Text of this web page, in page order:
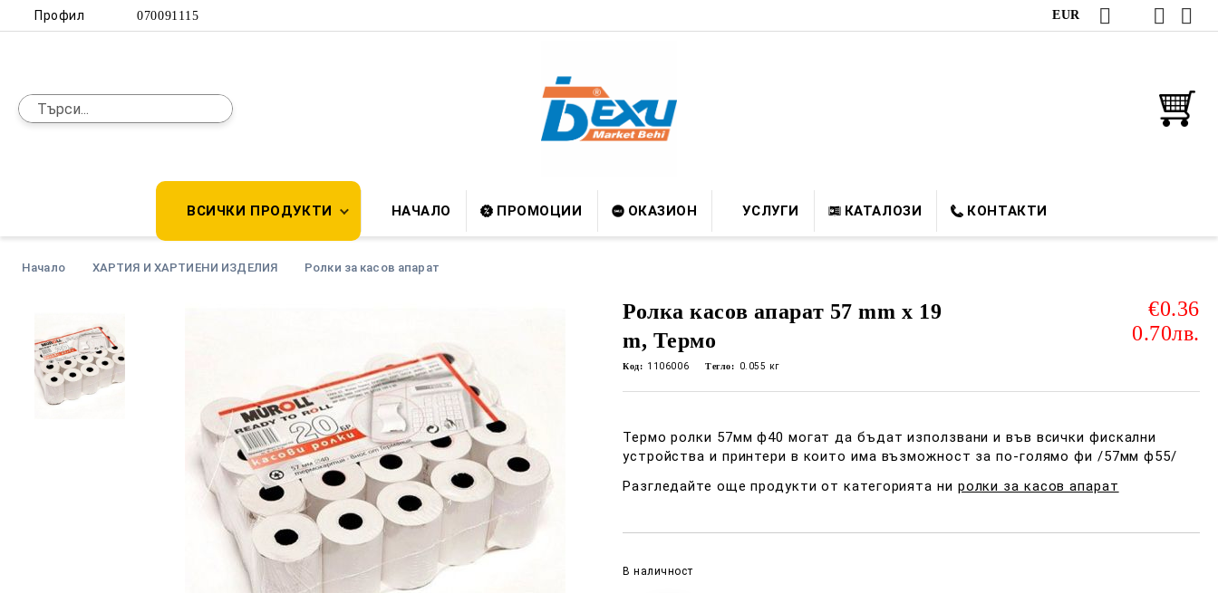
Профил 070091115 EUR
ВСИЧКИ ПРОДУКТИ НАЧАЛО ПРОМОЦИИ ОКАЗИОН УСЛУГИ КАТАЛОЗИ КОНТАКТИ
Начало ХАРТИЯ И ХАРТИЕНИ ИЗДЕЛИЯ Ролки за касов апарат
Ролка касов апарат 57 mm х 19
m, Термо
€0.36
0.70лв.
Код: 1106006 Тегло: 0.055 кг
Термо ролки 57мм ф40 могат да бъдат използвани и във всички фискални
устройства и принтери в които има възможност за по-голямо фи /57мм ф55/
Разгледайте още продукти от категорията ни ролки за касов апарат
В наличност